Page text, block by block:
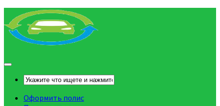
Оформить полис